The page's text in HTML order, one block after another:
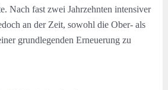
Nach fast zwei Jahrzehnten intensiver
an der Zeit, sowohl die Ober- als
grundlegenden Erneuerung zu